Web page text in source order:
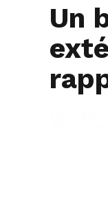
Un